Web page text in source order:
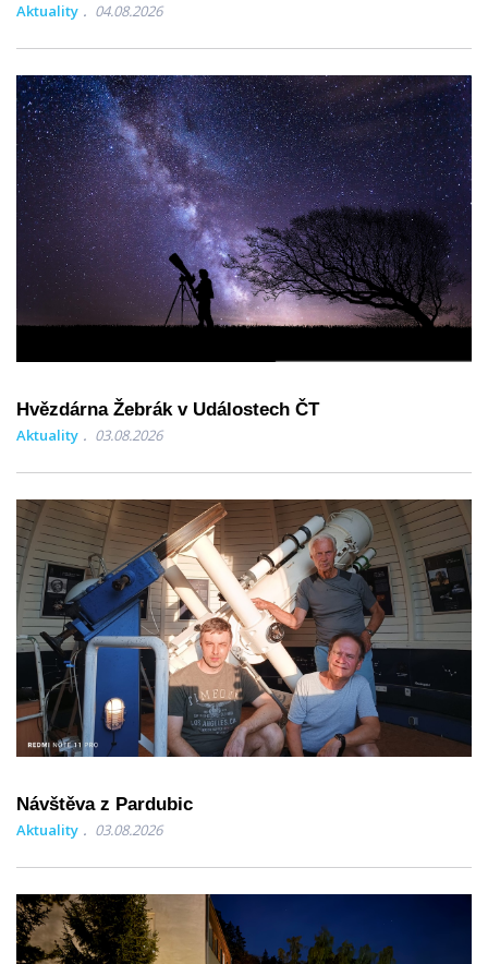
Aktuality 04.08.2026
Hvězdárna Žebrák v Událostech ČT
Aktuality 03.08.2026
Návštěva z Pardubic
Aktuality 03.08.2026